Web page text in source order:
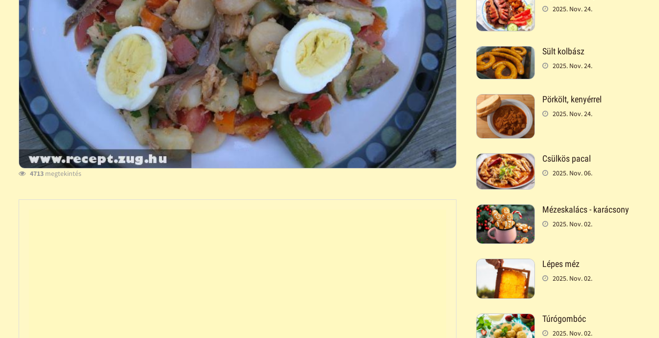
4713 megtekintés
2025. Nov. 24.
Sült kolbász
2025. Nov. 24.
Pörkölt, kenyérrel
2025. Nov. 24.
Csülkös pacal
2025. Nov. 06.
Mézeskalács - karácsony
2025. Nov. 02.
Lépes méz
2025. Nov. 02.
Túrógombóc
2025. Nov. 02.